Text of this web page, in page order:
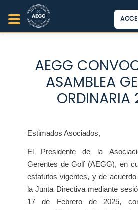
AEGG
ASAMBLEA
Estimados Asociados,
El Presidente de la
Gerentes de Golf (AEGG), en
estatutos vigentes, y de
la Junta Directiva mediante
17 de Febrero de 2025,